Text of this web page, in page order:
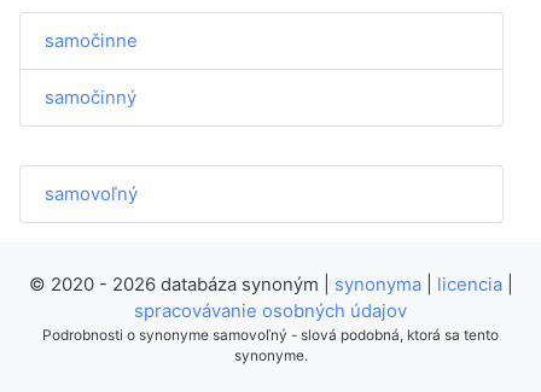
samočinne
samočinný
samovoľný
© 2020 - 2026 databáza synoným | synonyma| licencia|
spracovávanie osobných údajov
Podrobnosti o synonyme samovoľný - slová podobná, ktorá sa tento
synonyme.